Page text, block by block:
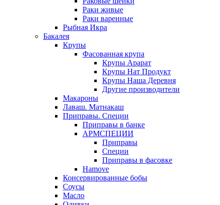
Раки живые
Раки варенные
Рыбная Икра
Бакалея
Крупы
Фасованная крупа
Крупы Арарат
Крупы Нат Продукт
Крупы Наша Деревня
Другие производители
Макароны
Лаваш. Матнакаш
Приправы. Специи
Приправы в банке
АРМСПЕЦИИ
Приправы
Специи
Приправы в фасовке
Hamove
Консервированные бобы
Соусы
Масло